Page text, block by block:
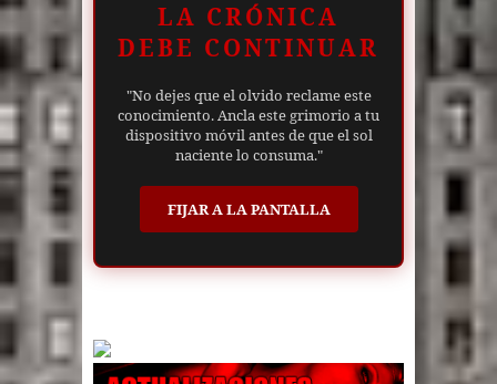
LA CRÓNICA
DEBE CONTINUAR
"No dejes que el olvido reclame este
conocimiento. Ancla este grimorio a tu
dispositivo móvil antes de que el sol
naciente lo consuma."
FIJAR A LA PANTALLA